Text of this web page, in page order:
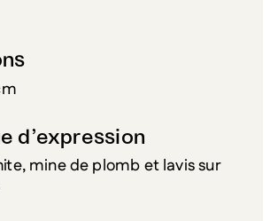
d’expression
mine de plomb et lavis sur